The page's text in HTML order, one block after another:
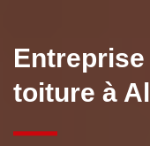
toiture à